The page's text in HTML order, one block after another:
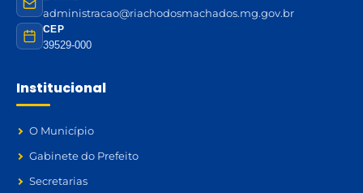
administracao@riachodosmachados.mg.gov.br
CEP
39529-000
Institucional
O Município
Gabinete do Prefeito
Secretarias